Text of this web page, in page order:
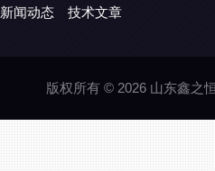
新闻动态 技术文章
版权所有 © 2026 山东鑫之